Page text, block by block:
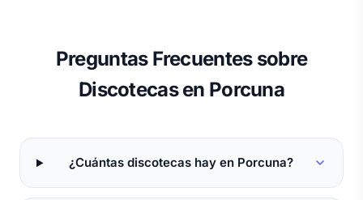
Preguntas Frecuentes sobre
Discotecas en Porcuna
¿Cuántas discotecas hay en Porcuna?